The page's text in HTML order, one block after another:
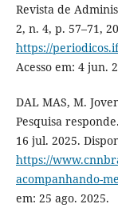
Revista de
2, n. 4, p. 57–71,
https://
Acesso em: 4 jun.
DAL MAS, M.
Pesquisa
16 jul. 2025.
https://
acompanhando-
em: 25 ago. 2025.